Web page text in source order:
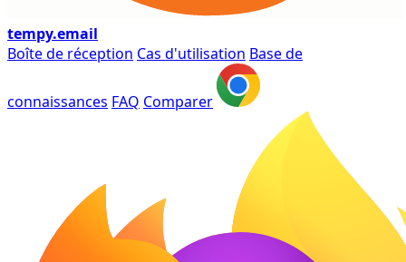
tempy.email
Boîte de réception Cas d'utilisation Base de
connaissances FAQ Comparer